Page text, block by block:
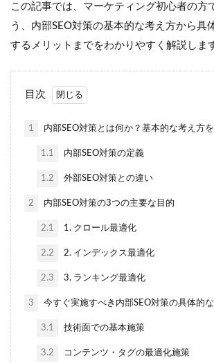
この記事では、マーケティング初心者の方
う、内部SEO対策の基本的な考え方から具
するメリットまでをわかりやすく解説しま
目次
1 内部SEO対策とは何か？基本的な考え方
1.1 内部SEO対策の定義
1.2 外部SEO対策との違い
2 内部SEO対策の3つの主要な目的
2.1 1. クロール最適化
2.2 2. インデックス最適化
2.3 3. ランキング最適化
3 今すぐ実施すべき内部SEO対策の具体的
3.1 技術面での基本施策
3.2 コンテンツ・タグの最適化施策